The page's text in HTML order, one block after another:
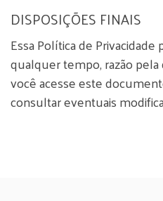
DISPOSIÇÕES FINAIS
Essa Política de
qualquer tempo, razão
você acesse este
consultar eventuais